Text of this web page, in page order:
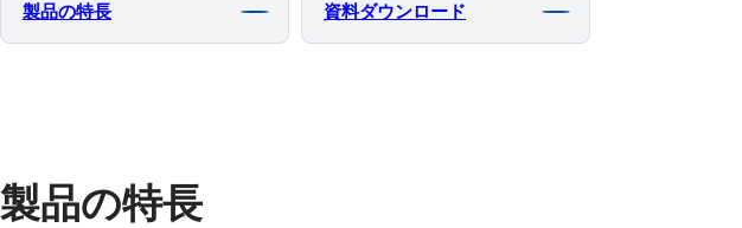
製品の特⻑ 資料ダウンロード
製品の特長